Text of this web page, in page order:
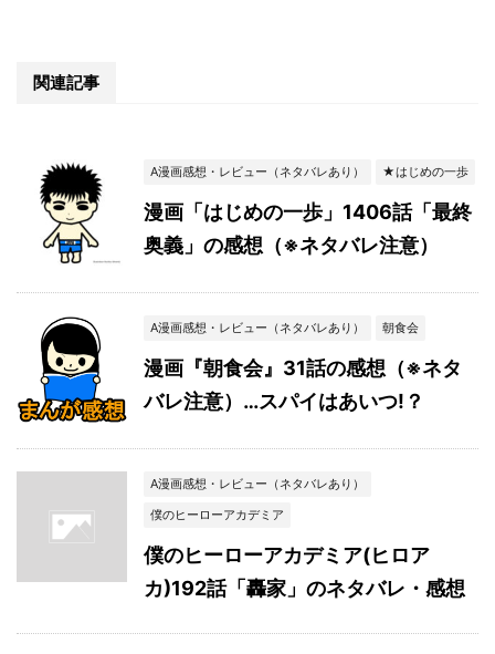
関連記事
A漫画感想・レビュー（ネタバレあり） ★はじめの一歩
漫画「はじめの一歩」1406話「最終
奥義」の感想（※ネタバレ注意）
A漫画感想・レビュー（ネタバレあり） 朝食会
漫画『朝食会』31話の感想（※ネタ
バレ注意）…スパイはあいつ!？
A漫画感想・レビュー（ネタバレあり）
僕のヒーローアカデミア
僕のヒーローアカデミア(ヒロア
カ)192話「轟家」のネタバレ・感想